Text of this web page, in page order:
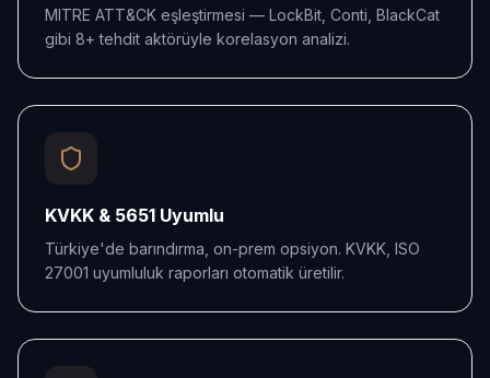
MITRE ATT&CK eşleştirmesi — LockBit, Conti, BlackCat
gibi 8+ tehdit aktörüyle korelasyon analizi.
KVKK & 5651 Uyumlu
Türkiye'de barındırma, on-prem opsiyon. KVKK, ISO
27001 uyumluluk raporları otomatik üretilir.